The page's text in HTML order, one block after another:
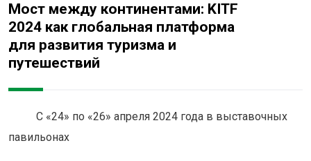
Мост между континентами: KITF
2024 как глобальная платформа
для развития туризма и
путешествий
С «24» по «26» апреля 2024 года в выставочных
павильонах